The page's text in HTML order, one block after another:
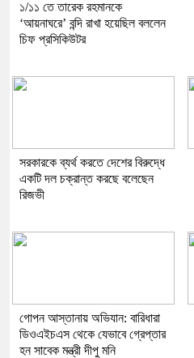
১/১১ তে তারেক রহমানকে
‘আয়নাঘরে’ বন্দি রাখা হয়েছিল বললেন
চিফ প্রসিকিউটর
সরকারকে ব্যর্থ করতে দেশের বিরুদ্ধে
একটি দল চক্রান্ত করছে বলেছেন
রিজভী
গোপন আস্তানায় অভিযান: বারিধারা
ডিওএইচএস থেকে যেভাবে গ্রেপ্তার
হন সাবেক মন্ত্রী দীপু মনি